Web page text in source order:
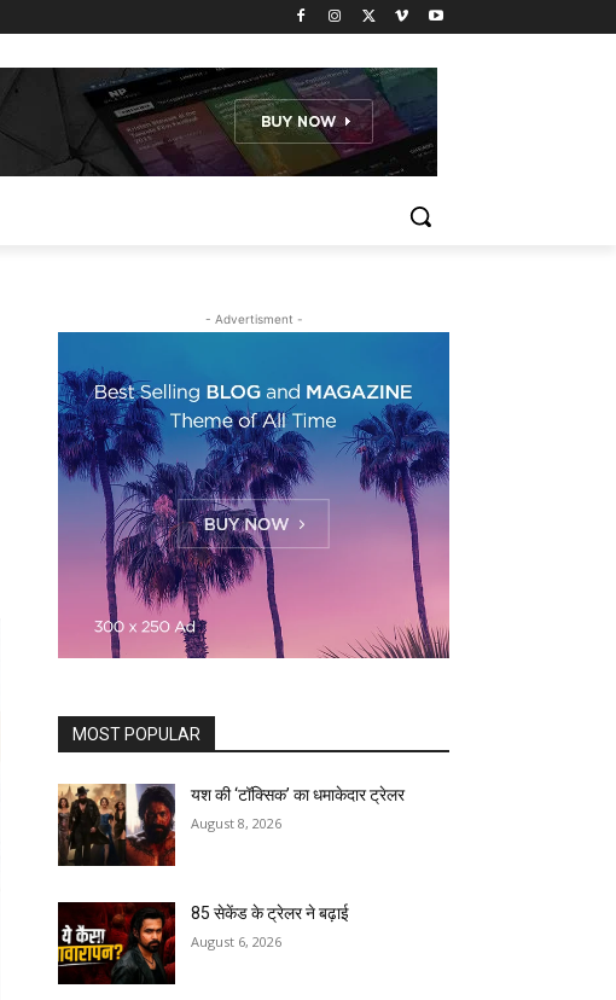
- Advertisment -
MOST POPULAR
यश की ‘टॉक्सिक’ का धमाकेदार ट्रेलर
August 8, 2026
85 सेकेंड के ट्रेलर ने बढ़ाई
August 6, 2026